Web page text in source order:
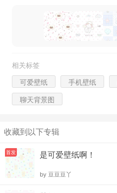
相关标签
可爱壁纸 手机壁纸
聊天背景图
收藏到以下专辑
首发 是可爱壁纸啊！
by 豆豆豆丫